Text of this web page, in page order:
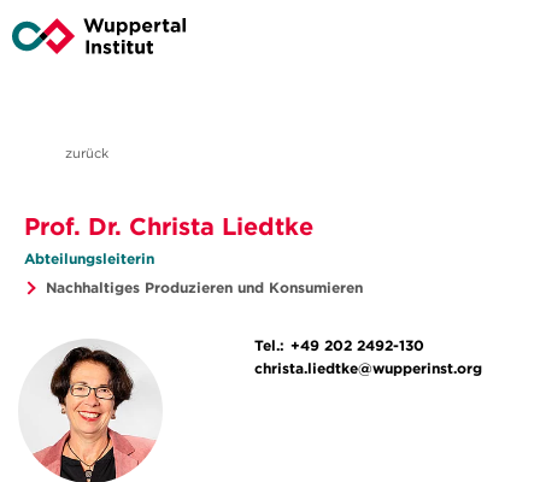
zurück
Prof. Dr. Christa Liedtke
Abteilungsleiterin
Nachhaltiges Produzieren und Konsumieren
Tel.: +49 202 2492-130
christa.liedtke@wupperinst.org